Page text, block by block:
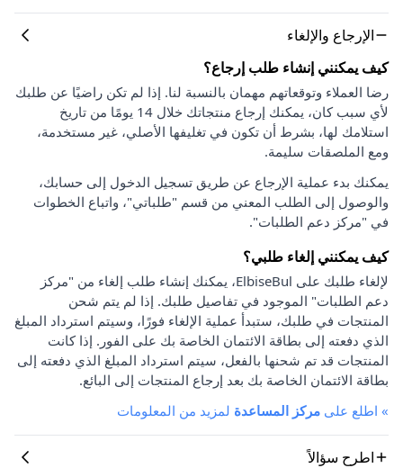
الإرجاع والإلغاء
كيف يمكنني إنشاء طلب إرجاع؟
رضا العملاء وتوقعاتهم مهمان بالنسبة لنا. إذا لم تكن راضيًا عن طلبك
لأي سبب كان، يمكنك إرجاع منتجاتك خلال 14 يومًا من تاريخ
استلامك لها، بشرط أن تكون في تغليفها الأصلي، غير مستخدمة،
ومع الملصقات سليمة.
يمكنك بدء عملية الإرجاع عن طريق تسجيل الدخول إلى حسابك،
والوصول إلى الطلب المعني من قسم "طلباتي"، واتباع الخطوات
في "مركز دعم الطلبات".
كيف يمكنني إلغاء طلبي؟
لإلغاء طلبك على ElbiseBul، يمكنك إنشاء طلب إلغاء من "مركز
دعم الطلبات" الموجود في تفاصيل طلبك. إذا لم يتم شحن
المنتجات في طلبك، ستبدأ عملية الإلغاء فورًا، وسيتم استرداد المبلغ
الذي دفعته إلى بطاقة الائتمان الخاصة بك على الفور. إذا كانت
المنتجات قد تم شحنها بالفعل، سيتم استرداد المبلغ الذي دفعته إلى
بطاقة الائتمان الخاصة بك بعد إرجاع المنتجات إلى البائع.
» اطلع على مركز المساعدة لمزيد من المعلومات
اطرح سؤالاً